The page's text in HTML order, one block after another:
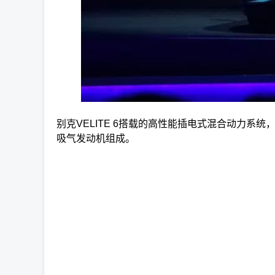
别克VELITE 6搭载的高性能插电式混合动力系统
吸气发动机组成。